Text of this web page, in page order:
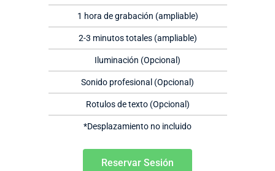
1 hora de grabación (ampliable)
2-3 minutos totales (ampliable)
Iluminación (Opcional)
Sonido profesional (Opcional)
Rotulos de texto (Opcional)
*Desplazamiento no incluido
Reservar Sesión